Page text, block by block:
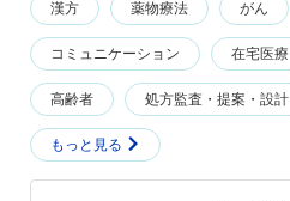
漢方 薬物療法 がん
コミュニケーション 在宅医療
高齢者 処方監査・提案・設計
もっと見る